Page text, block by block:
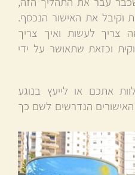
וקיבל את האישור הנכסף.
צריך לעשות ואיך צריך
וכזאת שתאושר על ידי
אתכם או לייעץ בנוגע
הנדרשים לשם כך